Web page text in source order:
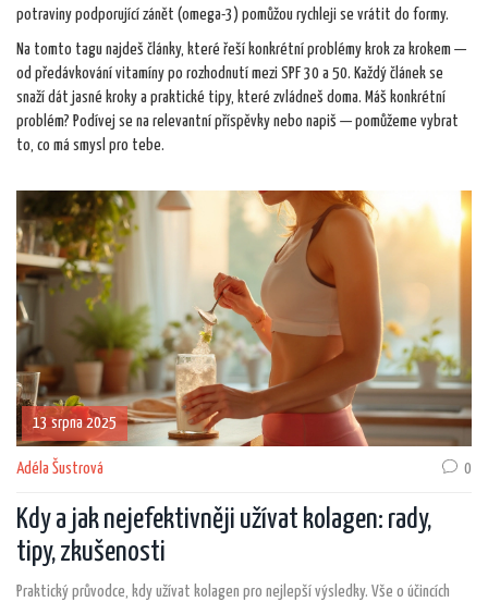
potraviny podporující zánět (omega-3) pomůžou rychleji se vrátit do formy.
Na tomto tagu najdeš články, které řeší konkrétní problémy krok za krokem —
od předávkování vitamíny po rozhodnutí mezi SPF 30 a 50. Každý článek se
snaží dát jasné kroky a praktické tipy, které zvládneš doma. Máš konkrétní
problém? Podívej se na relevantní příspěvky nebo napiš — pomůžeme vybrat
to, co má smysl pro tebe.
13 srpna 2025
Adéla Šustrová 0
Kdy a jak nejefektivněji užívat kolagen: rady,
tipy, zkušenosti
Praktický průvodce, kdy užívat kolagen pro nejlepší výsledky. Vše o účincích